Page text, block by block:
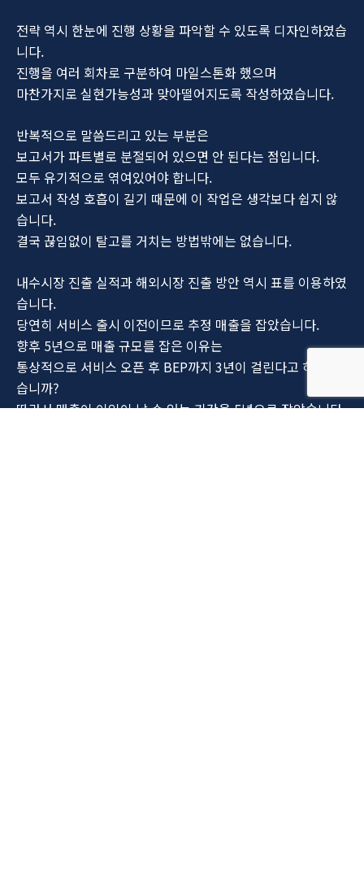
전략 역시 한눈에 진행 상황을 파악할 수 있도록 디자인하였습
니다.
진행을 여러 회차로 구분하여 마일스톤화 했으며
마찬가지로 실현가능성과 맞아떨어지도록 작성하였습니다.
반복적으로 말씀드리고 있는 부분은
보고서가 파트별로 분절되어 있으면 안 된다는 점입니다.
모두 유기적으로 엮여있어야 합니다.
보고서 작성 호흡이 길기 때문에 이 작업은 생각보다 쉽지 않
습니다.
결국 끊임없이 탈고를 거치는 방법밖에는 없습니다.
내수시장 진출 실적과 해외시장 진출 방안 역시 표를 이용하였
습니다.
당연히 서비스 출시 이전이므로 추정 매출을 잡았습니다.
향후 5년으로 매출 규모를 잡은 이유는
통상적으로 서비스 오픈 후 BEP까지 3년이 걸린다고 하지 않
습니까?
따라서 매출이 이익이 날 수 있는 기간을 5년으로 잡았습니다.